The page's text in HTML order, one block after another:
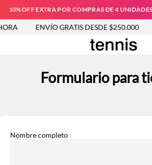
10%OFF EXTRA POR COMPRAS DE 4
ENVÍO GRATIS DESDE $250.000
Formulario para
Nombre completo